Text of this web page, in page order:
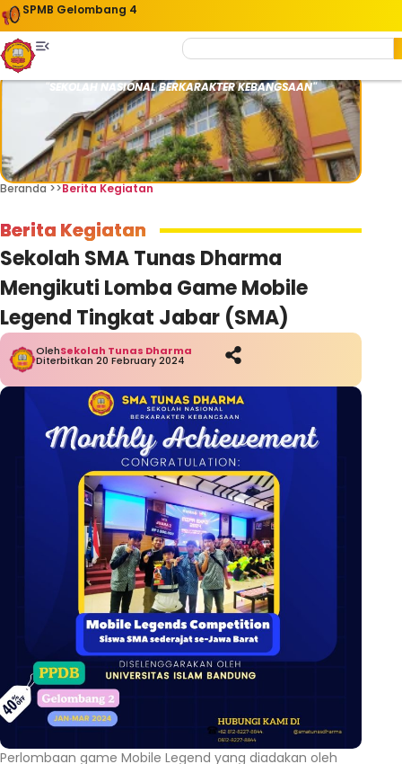
SPMB Gelombang 4
"SEKOLAH NASIONAL BERKARAKTER KEBANGSAAN"
Beranda >>Berita Kegiatan
Berita Kegiatan
Sekolah SMA Tunas Dharma
Mengikuti Lomba Game Mobile
Legend Tingkat Jabar (SMA)
OlehSekolah Tunas Dharma
Diterbitkan 20 February 2024
Perlombaan game Mobile Legend yang diadakan oleh